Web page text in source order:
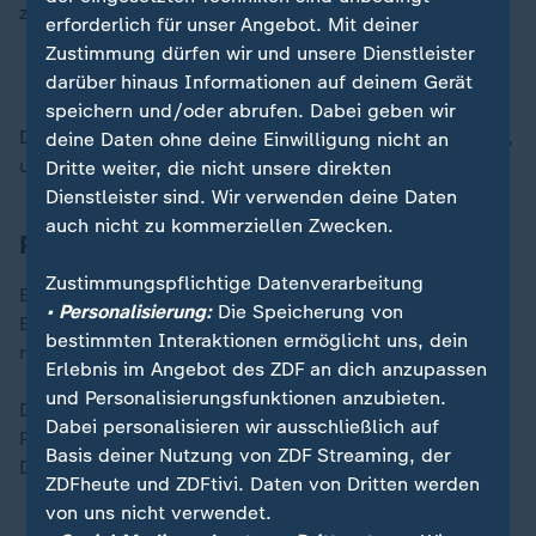
zum Beispiel:
neue Gesetze
Geld für den Staat
Der Kongress arbeitet zusammen mit dem Präsidenten,
um das Land zu regieren.
Präsident
EinPräsidentist der Chef eines Landes.
Er wird von den Menschen gewählt, um das Land zu
regieren.
Der Präsident entscheidet zusammen mit anderen
Politikern, welche Regeln und Gesetze gelten.
Der Präsident wird in den USA alle 4 Jahre gewählt.
erforderlich für unser Angebot. Mit deiner
Zustimmung dürfen wir und unsere Dienstleister
darüber hinaus Informationen auf deinem Gerät
speichern und/oder abrufen. Dabei geben wir
deine Daten ohne deine Einwilligung nicht an
Dritte weiter, die nicht unsere direkten
Dienstleister sind. Wir verwenden deine Daten
auch nicht zu kommerziellen Zwecken.
Zustimmungspflichtige Datenverarbeitung
• Personalisierung:Die Speicherung von
bestimmten Interaktionen ermöglicht uns, dein
Erlebnis im Angebot des ZDF an dich anzupassen
und Personalisierungsfunktionen anzubieten.
Dabei personalisieren wir ausschließlich auf
Basis deiner Nutzung von ZDF Streaming, der
ZDFheute und ZDFtivi. Daten von Dritten werden
von uns nicht verwendet.